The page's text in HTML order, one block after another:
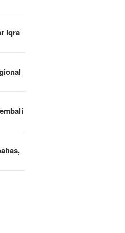
Iqra